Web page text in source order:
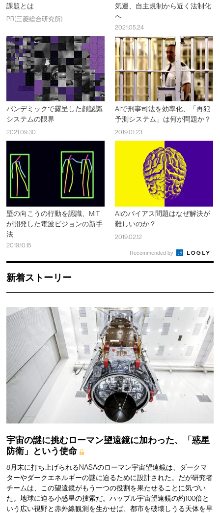
課題とは
PR(三菱総合研究所)
気運、自主規制から近く法制化
へ
2021.05.24
パンデミックで露呈した顔認識
システムの限界
2021.09.30
AIで刑事司法を効率化、「再犯
予測システム」は何が問題か？
2019.01.23
壁の向こうの行動を認識、MIT
が開発した電波ビジョンの新手
法
2019.10.15
AIのバイアス問題はなぜ解決が
難しいのか？
2019.02.12
Recommended by
新着ストーリー
宇宙の謎に挑むローマン望遠鏡に加わった、「惑星
防衛」という使命
8月末に打ち上げられるNASAのローマン宇宙望遠鏡は、ダークマ
ターやダークエネルギーの謎に迫るために設計された。だが研究者
チームは、この望遠鏡がもう一つの役割を果たせることに気づい
た。地球に迫る小惑星の捜索だ。ハッブル宇宙望遠鏡の約100倍と
いう広い視野と赤外線観測を生かせば、都市を破壊しうる天体を早